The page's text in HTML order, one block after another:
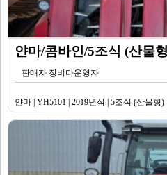
얀마/콤바인/5조식 (산물
판매자 장비다운영자
얀마 | YH5101 | 2019년식 | 5조식 (산물형)